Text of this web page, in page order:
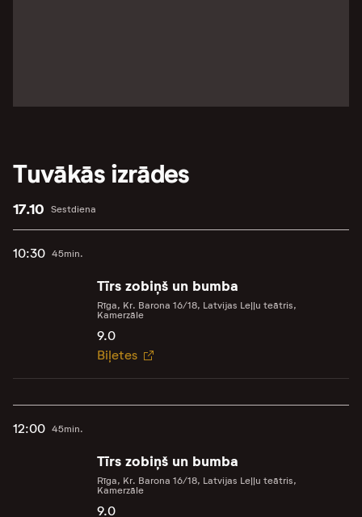
Tuvākās izrādes
Sestdiena
17.10
10:30 45min.
Tīrs zobiņš un bumba
Rīga, Kr. Barona 16/18, Latvijas Leļļu teātris,
Kamerzāle
9.0
Biļetes
12:00 45min.
Tīrs zobiņš un bumba
Rīga, Kr. Barona 16/18, Latvijas Leļļu teātris,
Kamerzāle
9.0